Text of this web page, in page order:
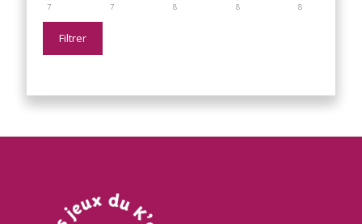
7 7 8 8 8
Filtrer